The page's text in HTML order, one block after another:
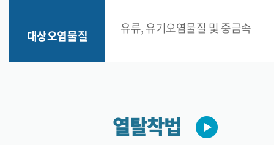
대상오염물질 유류, 유기오염물질 및 중금속
열탈착법